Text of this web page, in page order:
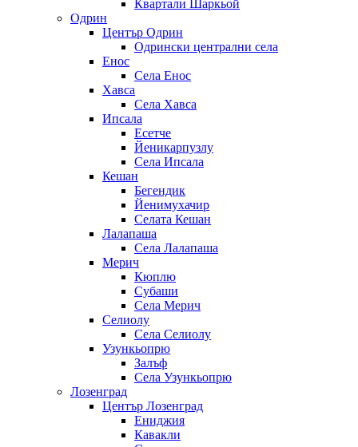
Квартали Шаркьой
Одрин
Център Одрин
Одрински централни села
Енос
Села Енос
Хавса
Села Хавса
Ипсала
Есетче
Йеникарпузлу
Села Ипсала
Кешан
Бегендик
Йенимухачир
Селата Кешан
Лалапаша
Села Лалапаша
Мерич
Кюплю
Субаши
Села Мерич
Селиолу
Села Селиолу
Узункьопрю
Залъф
Села Узункьопрю
Лозенград
Център Лозенград
Ениджия
Кавакли